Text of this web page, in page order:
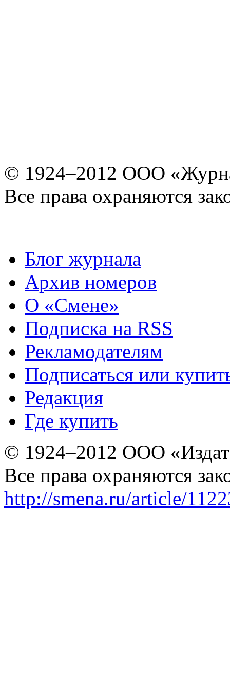
© 1924–2012 ООО
Все права охраняются
Блог журнала
Архив номеров
О «Смене»
Подписка на RSS
Рекламодателям
Подписаться или
Редакция
Где купить
© 1924–2012 ООО
Все права охраняются
http://smena.ru/article/